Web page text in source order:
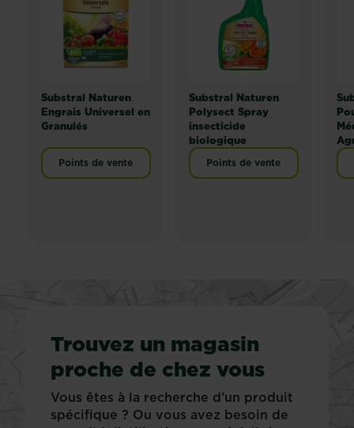
Substral Naturen
Engrais Universel en
Granulés
Points de vente
Substral Naturen
Polysect Spray
insecticide
biologique
Points de vente
Trouvez un magasin
proche de chez vous
Vous êtes à la recherche d’un produit
spécifique ? Ou vous avez besoin de